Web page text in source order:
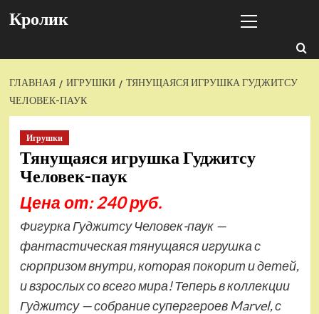
Кролик
меню
ГЛАВНАЯ ИГРУШКИ
ТЯНУЩАЯСЯ ИГРУШКА ГУДЖИТСУ
ЧЕЛОВЕК-ПАУК
Игрушки
Тянущаяся игрушка Гуджитсу
Человек-паук
Цена от: 240 руб.
Фигурка Гуджитсу Человек-паук —
фантастическая тянущаяся игрушка с
сюрпризом внутри, которая покорит и детей,
и взрослых со всего мира! Теперь в коллекции
Гуджитсу — собрание супергероев Marvel, с